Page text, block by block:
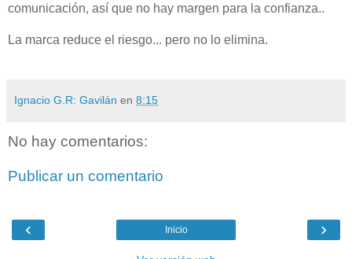
comunicación, así que no hay margen para la confianza..
La marca reduce el riesgo... pero no lo elimina.
Ignacio G.R: Gavilán en 8:15
No hay comentarios:
Publicar un comentario
‹ ›
Inicio